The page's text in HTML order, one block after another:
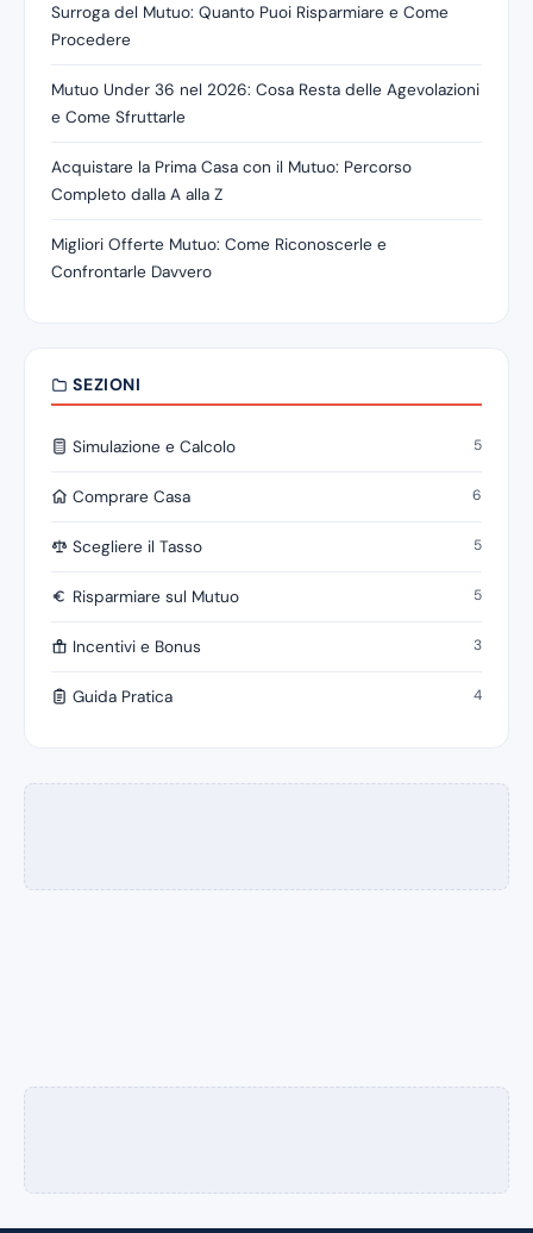
Surroga del Mutuo: Quanto Puoi Risparmiare e Come
Procedere
Mutuo Under 36 nel 2026: Cosa Resta delle Agevolazioni
e Come Sfruttarle
Acquistare la Prima Casa con il Mutuo: Percorso
Completo dalla A alla Z
Migliori Offerte Mutuo: Come Riconoscerle e
Confrontarle Davvero
SEZIONI
Simulazione e Calcolo 5
Comprare Casa 6
Scegliere il Tasso 5
Risparmiare sul Mutuo 5
Incentivi e Bonus 3
Guida Pratica 4